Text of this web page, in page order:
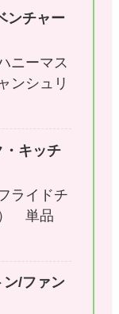
ンチャー
ニーマス
ンシュリ
・キッチ
ライドチ
） 単品
ン/ファン